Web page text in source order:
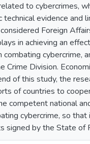
to cybercrimes,
evidence and
Foreign
in achieving an
cybercrime,
Division.
of this study, the
of countries to
competent national
cybercrime, so
signed by the State of